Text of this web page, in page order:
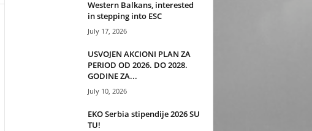
Western Balkans, interested
in stepping into ESC
July 17, 2026
USVOJEN AKCIONI PLAN ZA
PERIOD OD 2026. DO 2028.
GODINE ZA...
July 10, 2026
EKO Serbia stipendije 2026 SU
TU!